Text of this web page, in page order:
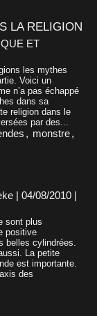
LA RELIGION
ET
les mythes
Voici un
n’a pas échappé
dans sa
religion dans le
par des...
, monstre,
| 04/08/2010 |
sont plus
positive
belles cylindrées.
La petite
est importante.
des